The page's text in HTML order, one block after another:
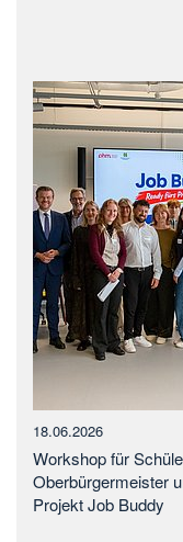
18.06.2026
Workshop für
Oberbürgermeister
Projekt Job Buddy